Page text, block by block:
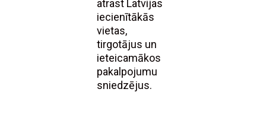
atrast Latvijas
iecienītākās
vietas,
tirgotājus un
ieteicamākos
pakalpojumu
sniedzējus.